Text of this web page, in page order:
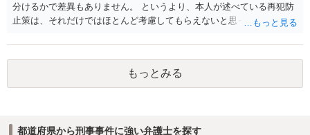
分けるかで差異もありません。 というより、本人が述べている再犯防
止策は、それだけではほとんど考慮してもらえないと思った方が良い
やカウンセリング・治療の内容 ・利用している再犯防止策（例えば保
護観察所と連携した職業支援の内容や具体的な就労・監督状況） ・監
督者の証言 など、証拠で担保された客観性と実現可能性があるもので
なければあまり意味がありません。 もともと執行猶予が狙える事案で
いうのが実感です。
もっとみる
都道府県から刑事事件に強い弁護士を探す